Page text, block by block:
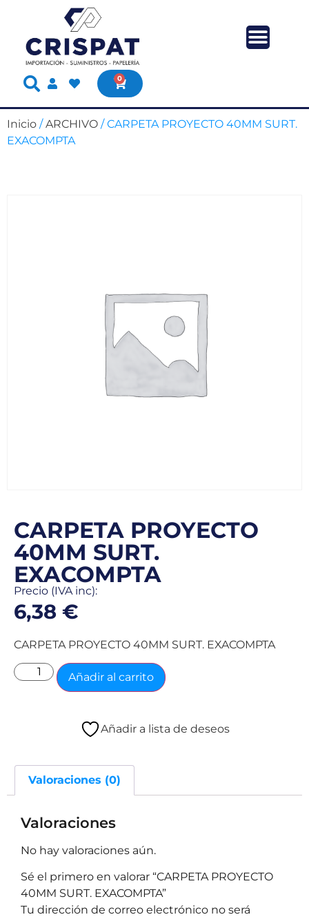
0
Inicio /ARCHIVO / CARPETA PROYECTO 40MM SURT.
EXACOMPTA
CARPETA PROYECTO
40MM SURT.
EXACOMPTA
Precio (IVA inc):
6,38 €
CARPETA PROYECTO 40MM SURT. EXACOMPTA
Añadir al carrito
Añadir a lista de deseos
Valoraciones (0)
Valoraciones
No hay valoraciones aún.
Sé el primero en valorar “CARPETA PROYECTO
40MM SURT. EXACOMPTA”
Tu dirección de correo electrónico no será